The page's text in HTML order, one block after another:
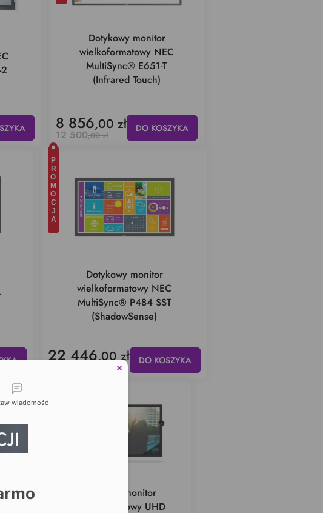
Dotykowy monitor
wielkoformatowy NEC
MultiSync® E651-T
(Infrared Touch)
8 856,00 zł
12 500,00 zł
DO KOSZYKA
PROMOCJA
Dotykowy monitor
wielkoformatowy NEC
MultiSync® P484 SST
(ShadowSense)
22 446,00 zł DO KOSZYKA
Dotykowy monitor
wielkoformatowy UHD
wiadomość